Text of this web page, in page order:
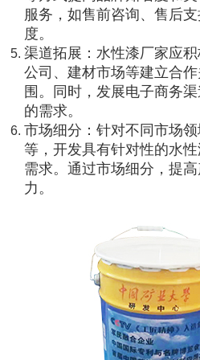
服务，如售前咨询、售后
度。
渠道拓展：水性漆厂家应
公司、建材市场等建立合
围。同时，发展电子商务
的需求。
市场细分：针对不同市场
等，开发具有针对性的水
需求。通过市场细分，提
力。